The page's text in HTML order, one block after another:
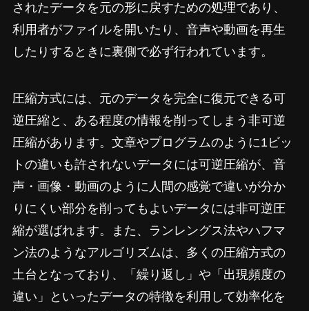
されたデータを元の形に戻すための処理であり、
利用者がファイルを開いたり、音声や動画を再生
したりするときに裏側で必ず行われています。
圧縮方式には、元のデータを完全に復元できる可
逆圧縮と、ある程度の情報を削ってしまう非可逆
圧縮があります。文章やプログラムのように1ビッ
トの違いも許されないデータには可逆圧縮が、音
声・画像・動画のように人間の感覚で違いが分か
りにくい部分を削ってもよいデータには非可逆圧
縮が選ばれます。また、ランレングス法やハフマ
ン法のようなアルゴリズムは、多くの圧縮方式の
土台となっており、「繰り返し」や「出現頻度の
違い」といったデータの特徴を利用して効率化を